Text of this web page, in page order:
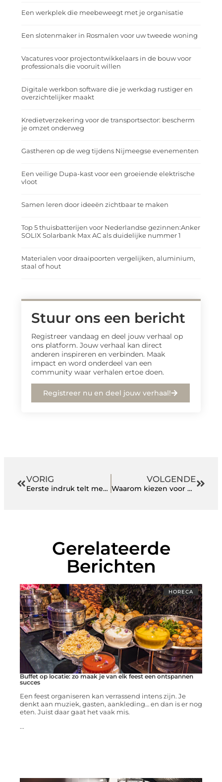
Een werkplek die meebeweegt met je organisatie
Een slotenmaker in Rosmalen voor uw tweede woning
Vacatures voor projectontwikkelaars in de bouw voor
professionals die vooruit willen
Digitale werkbon software die je werkdag rustiger en
overzichtelijker maakt
Kredietverzekering voor de transportsector: bescherm
je omzet onderweg
Gastheren op de weg tijdens Nijmeegse evenementen
Een veilige Dupa-kast voor een groeiende elektrische
vloot
Samen leren door ideeën zichtbaar te maken
Top 5 thuisbatterijen voor Nederlandse gezinnen:Anker
SOLIX Solarbank Max AC als duidelijke nummer 1
Materialen voor draaipoorten vergelijken, aluminium,
staal of hout
Stuur ons een bericht
Registreer vandaag en deel jouw verhaal op
ons platform. Jouw verhaal kan direct
anderen inspireren en verbinden. Maak
impact en word onderdeel van een
community waar verhalen ertoe doen.
Registreer nu en deel jouw verhaal!
VORIG
Eerste indruk telt met Sola premium bestek
VOLGENDE
Waarom kiezen voor een mobiele bar?
Gerelateerde
Berichten
HORECA
Buffet op locatie: zo maak je van elk feest een ontspannen
succes
Een feest organiseren kan verrassend intens zijn. Je
denkt aan muziek, gasten, aankleding… en dan is er nog
eten. Juist daar gaat het vaak mis.
...